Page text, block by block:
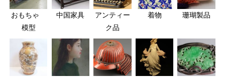
おもちゃ
模型
中国家具
アンティー
ク品
着物 珊瑚製品